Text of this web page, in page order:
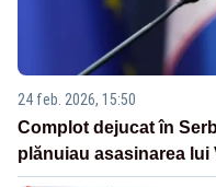
24 feb. 2026, 15:50
Complot dejucat în
plănuiau asasinarea lui